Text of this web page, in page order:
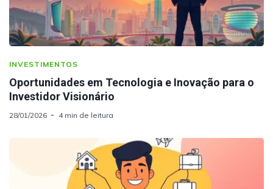
INVESTIMENTOS
Oportunidades em Tecnologia e Inovação para o
Investidor Visionário
28/01/2026 4 min de leitura